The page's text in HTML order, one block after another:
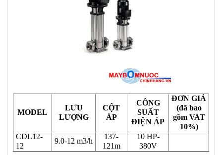
MODEL
LƯU
LƯỢNG
CỘT
ÁP
CÔNG
SUẤT
ĐIỆN ÁP
ĐƠN GIÁ
(đã bao
gồm VAT
10%)
CDL12-
12
9.0-12 m3/h
137-
121m
10 HP-
380V